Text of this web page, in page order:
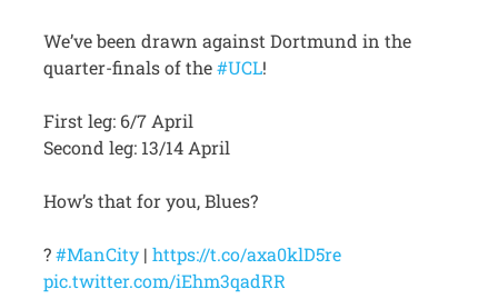
We’ve been drawn against Dortmund in the
quarter-finals of the#UCL!
First leg: 6/7 April
Second leg: 13/14 April
How’s that for you, Blues?
?#ManCity | https://t.co/axa0klD5re
pic.twitter.com/iEhm3qadRR